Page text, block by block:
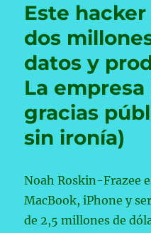
Este
dos
datos y
La
gracias
sin ironía)
Noah Roskin-Frazee
MacBook, iPhone y
de 2,5 millones de